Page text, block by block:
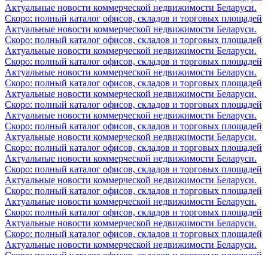
Актуальные новости коммерческой недвижимости Беларуси.
Скоро: полный каталог офисов, складов и торговых площадей
Актуальные новости коммерческой недвижимости Беларуси.
Скоро: полный каталог офисов, складов и торговых площадей
Актуальные новости коммерческой недвижимости Беларуси.
Скоро: полный каталог офисов, складов и торговых площадей
Актуальные новости коммерческой недвижимости Беларуси.
Скоро: полный каталог офисов, складов и торговых площадей
Актуальные новости коммерческой недвижимости Беларуси.
Скоро: полный каталог офисов, складов и торговых площадей
Актуальные новости коммерческой недвижимости Беларуси.
Скоро: полный каталог офисов, складов и торговых площадей
Актуальные новости коммерческой недвижимости Беларуси.
Скоро: полный каталог офисов, складов и торговых площадей
Актуальные новости коммерческой недвижимости Беларуси.
Скоро: полный каталог офисов, складов и торговых площадей
Актуальные новости коммерческой недвижимости Беларуси.
Скоро: полный каталог офисов, складов и торговых площадей
Актуальные новости коммерческой недвижимости Беларуси.
Скоро: полный каталог офисов, складов и торговых площадей
Актуальные новости коммерческой недвижимости Беларуси.
Скоро: полный каталог офисов, складов и торговых площадей
Актуальные новости коммерческой недвижимости Беларуси.